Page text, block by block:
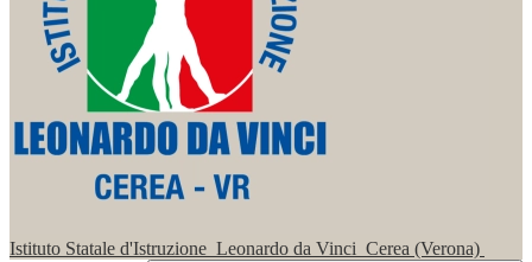
Istituto Statale d'Istruzione Leonardo da Vinci Cerea (Verona)